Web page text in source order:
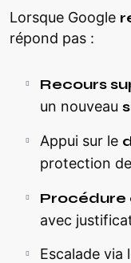
Lorsque Google
répond pas :
Recours
un nouveau
Appui sur le
protection
Procédure
avec
Escalade via